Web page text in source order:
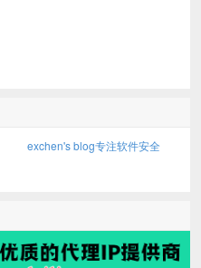
exchen's blog专注软件安全